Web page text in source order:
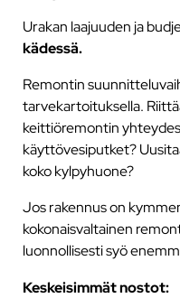
Urakan laajuuden ja
kädessä.
Remontin
tarvekartoituksella.
keittiöremontin
käyttövesiputket?
koko kylpyhuone?
Jos rakennus on
kokonaisvaltainen
luonnollisesti syö
Keskeisimmät nostot: